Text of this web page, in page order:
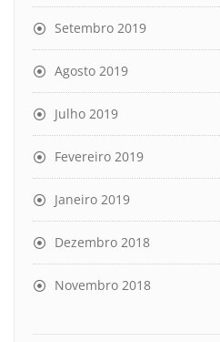
Setembro 2019
Agosto 2019
Julho 2019
Fevereiro 2019
Janeiro 2019
Dezembro 2018
Novembro 2018